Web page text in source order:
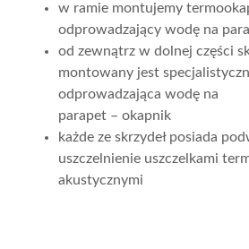
w ramie montujemy
odprowadzający wodę na
od zewnątrz w dolnej części
montowany jest
odprowadzająca wodę na
parapet – okapnik
każde ze skrzydeł posiada
uszczelnienie uszczelkami
akustycznymi